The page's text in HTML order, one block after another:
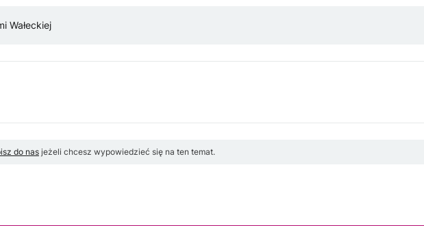
Wałeckiej
do nasjeżeli chcesz wypowiedzieć się na ten temat.